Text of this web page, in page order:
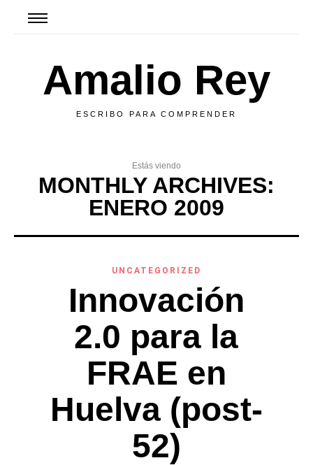
Amalio Rey
ESCRIBO PARA COMPRENDER
Estás viendo
MONTHLY ARCHIVES:
ENERO 2009
UNCATEGORIZED
Innovación
2.0 para la
FRAE en
Huelva (post-
52)